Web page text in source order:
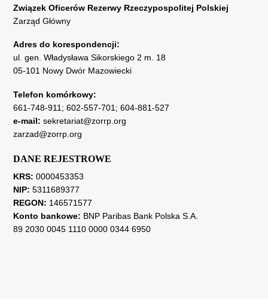
Związek Oficerów Rezerwy Rzeczypospolitej Polskiej
Zarząd Główny
Adres do korespondencji:
ul. gen. Władysława Sikorskiego 2 m. 18
05-101 Nowy Dwór Mazowiecki
Telefon komórkowy:
661-748-911 ; 602-557-701 ; 604-881-527
e-mail: sekretariat@zorrp.org
zarzad@zorrp.org
DANE REJESTROWE
KRS: 0000453353
NIP: 5311689377
REGON: 146571577
Konto bankowe: BNP Paribas Bank Polska S.A.
89 2030 0045 1110 0000 0344 6950